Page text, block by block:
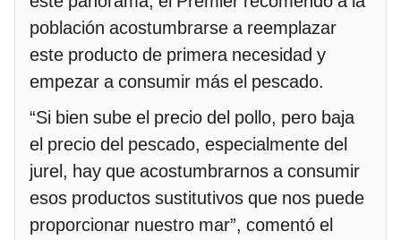
población acostumbrarse a reemplazar
este producto de primera necesidad y
empezar a consumir más el pescado.
“Si bien sube el precio del pollo, pero baja
el precio del pescado, especialmente del
jurel, hay que acostumbrarnos a consumir
esos productos sustitutivos que nos puede
proporcionar nuestro mar”, comentó el